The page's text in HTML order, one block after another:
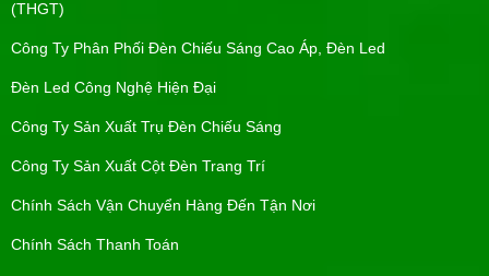
(THGT)
Công Ty Phân Phối Đèn Chiếu Sáng Cao Áp, Đèn Led
Đèn Led Công Nghệ Hiện Đại
Công Ty Sản Xuất Trụ Đèn Chiếu Sáng
Công Ty Sản Xuất Cột Đèn Trang Trí
Chính Sách Vận Chuyển Hàng Đến Tận Nơi
Chính Sách Thanh Toán